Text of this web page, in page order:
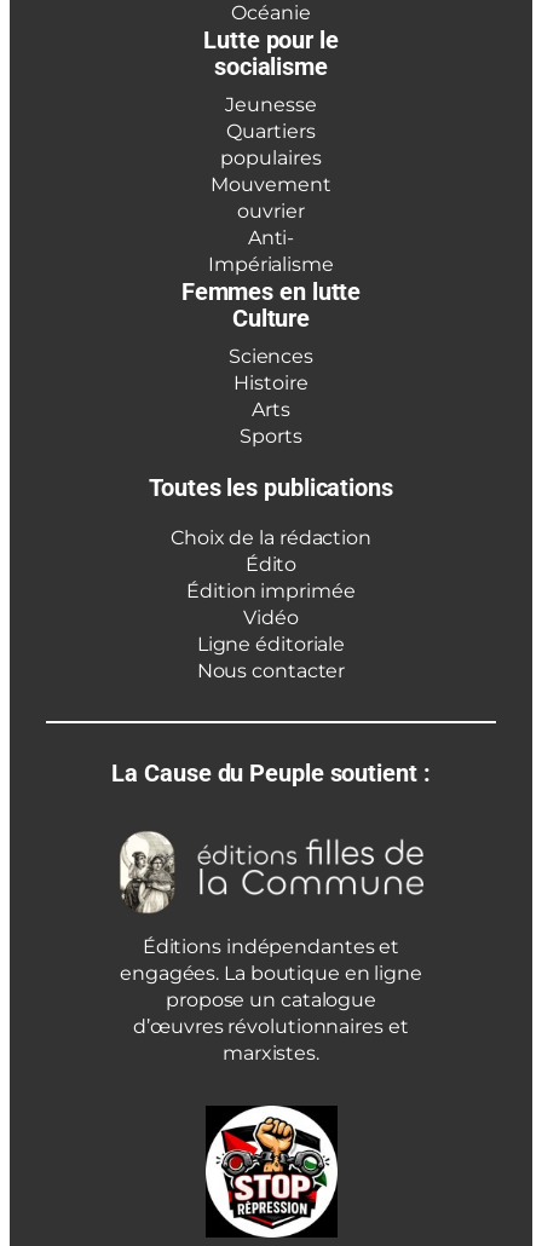
Océanie
Lutte pour le
socialisme
Jeunesse
Quartiers
populaires
Mouvement
ouvrier
Anti-
Impérialisme
Femmes en lutte
Culture
Sciences
Histoire
Arts
Sports
Toutes les publications
Choix de la rédaction
Édito
Édition imprimée
Vidéo
Ligne éditoriale
Nous contacter
La Cause du Peuple soutient :
Éditions indépendantes et
engagées. La boutique en ligne
propose un catalogue
d’œuvres révolutionnaires et
marxistes.